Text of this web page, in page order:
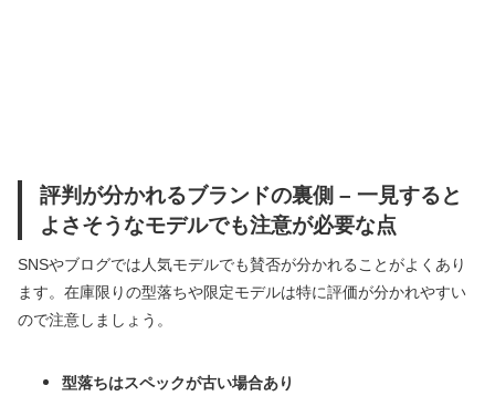
評判が分かれるブランドの裏側 – 一見すると
よさそうなモデルでも注意が必要な点
SNSやブログでは人気モデルでも賛否が分かれることがよくあり
ます。在庫限りの型落ちや限定モデルは特に評価が分かれやすい
ので注意しましょう。
型落ちはスペックが古い場合あり